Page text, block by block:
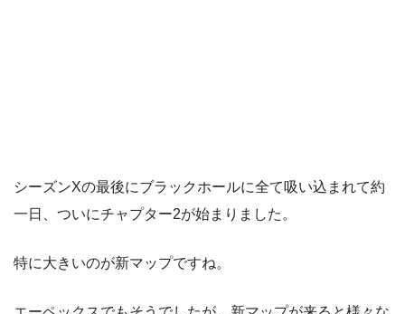
シーズンXの最後にブラックホールに全て吸い込まれて約
一日、ついにチャプター2が始まりました。
特に大きいのが新マップですね。